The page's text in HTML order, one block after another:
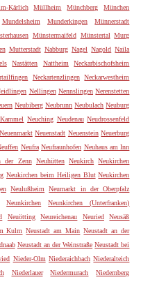
Kärlich Müllheim Münchberg
München
Mundelsheim Munderkingen
Münnerstadt
Münstermaifeld Münstertal Murg
Mutterstadt Nabburg Nagel Nagold Naila
Nastätten Nattheim
Neckarbischofsheim
Neckartenzlingen Neckarwestheim
Nellingen Nennslingen Nerenstetten
Neubiberg Neubrunn Neubulach Neuburg
Neuching Neudenau Neudrossenfeld
Neuenmarkt Neuenstadt Neuenstein Neuerburg
Neufra Neufraunhofen Neuhaus am Inn
der Zenn Neuhütten Neukirch Neukirchen
Neukirchen beim Heiligen Blut Neukirchen
Neulußheim
Neumarkt in der Oberpfalz
Neunkirchen
Neunkirchen (Unterfranken)
Neuötting Neureichenau Neuried
Neusäß
Kulm Neustadt am Main Neustadt an der
Neustadt an der Weinstraße Neustadt bei
Nieder-Olm Niederaichbach Niederalteich
Niederlauer Niedermurach
Niedernberg